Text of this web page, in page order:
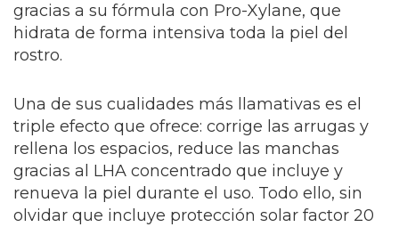
gracias a su fórmula con Pro-Xylane, que
hidrata de forma intensiva toda la piel del
rostro.
Una de sus cualidades más llamativas es el
triple efecto que ofrece: corrige las arrugas y
rellena los espacios, reduce las manchas
gracias al LHA concentrado que incluye y
renueva la piel durante el uso. Todo ello, sin
olvidar que incluye protección solar factor 20